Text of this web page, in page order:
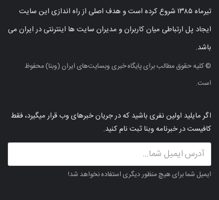
تیرماه ۱۳۸۵ شروع کرده است و هدف اصلی از راه اندازی این سایت
ایجاد پل ارتباطی میان کاربران و مدیران سایت ها اینترنتی در ایران می
باشد.
© کلیه حقوق مطالب برای پایگاه خبری وبسایت‌های ایران (وبنا) محفوظ
است.
اگر مایلید اولین نفری باشید که در جریان خبرهای وب قرار میگیرد، فقط
کافیست در خبرنامه وبنا ثبت نام کنید.
ایمیل شما برای هیچ منظور دیگری استفاده نخواهد شد!